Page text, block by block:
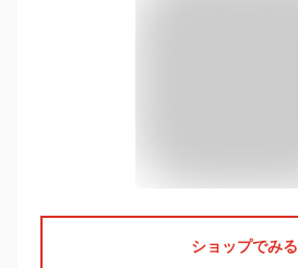
ショップでみる